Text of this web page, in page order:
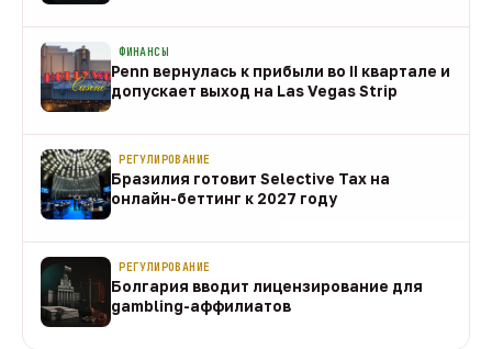
ФИНАНСЫ
Penn вернулась к прибыли во II квартале и
допускает выход на Las Vegas Strip
РЕГУЛИРОВАНИЕ
Бразилия готовит Selective Tax на
онлайн-беттинг к 2027 году
РЕГУЛИРОВАНИЕ
Болгария вводит лицензирование для
gambling-аффилиатов